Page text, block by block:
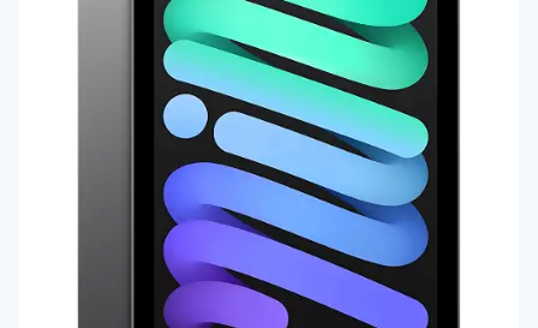
8インチタブレットのメリット・デメリット
8インチタブレットの選び方